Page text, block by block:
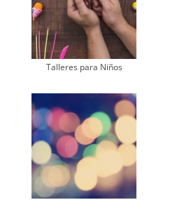
Talleres para Niños